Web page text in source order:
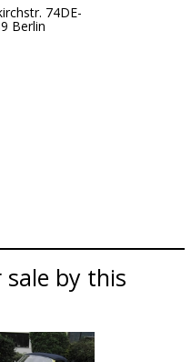
74DE-
Berlin
by this